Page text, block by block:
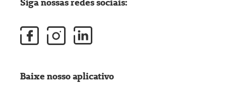
Siga nossas redes sociais:
Baixe nosso aplicativo